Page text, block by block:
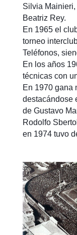
Silvia
Beatriz Rey.
En 1965 el
torneo
Teléfonos,
En los años
técnicas con
En 1970 gana
destacándose
de Gustavo
Rodolfo
en 1974 tuvo